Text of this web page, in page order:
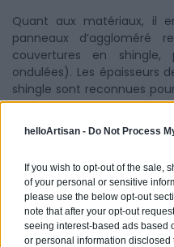
helloArtisan - Do Not Process
If you wish to opt-out of the sale,
of your personal or sensitive
please use the below opt-out
note that after your opt-out
seeing interest-based ads based
or personal information
Quant aux matériaux, il
panneaux d’aggloméré
couvertures en shingle,
ondulées). Les épaisseurs
shingle sont reconnues
à un abri de jardin ainsi
préférables pour un chalet
Trouver des